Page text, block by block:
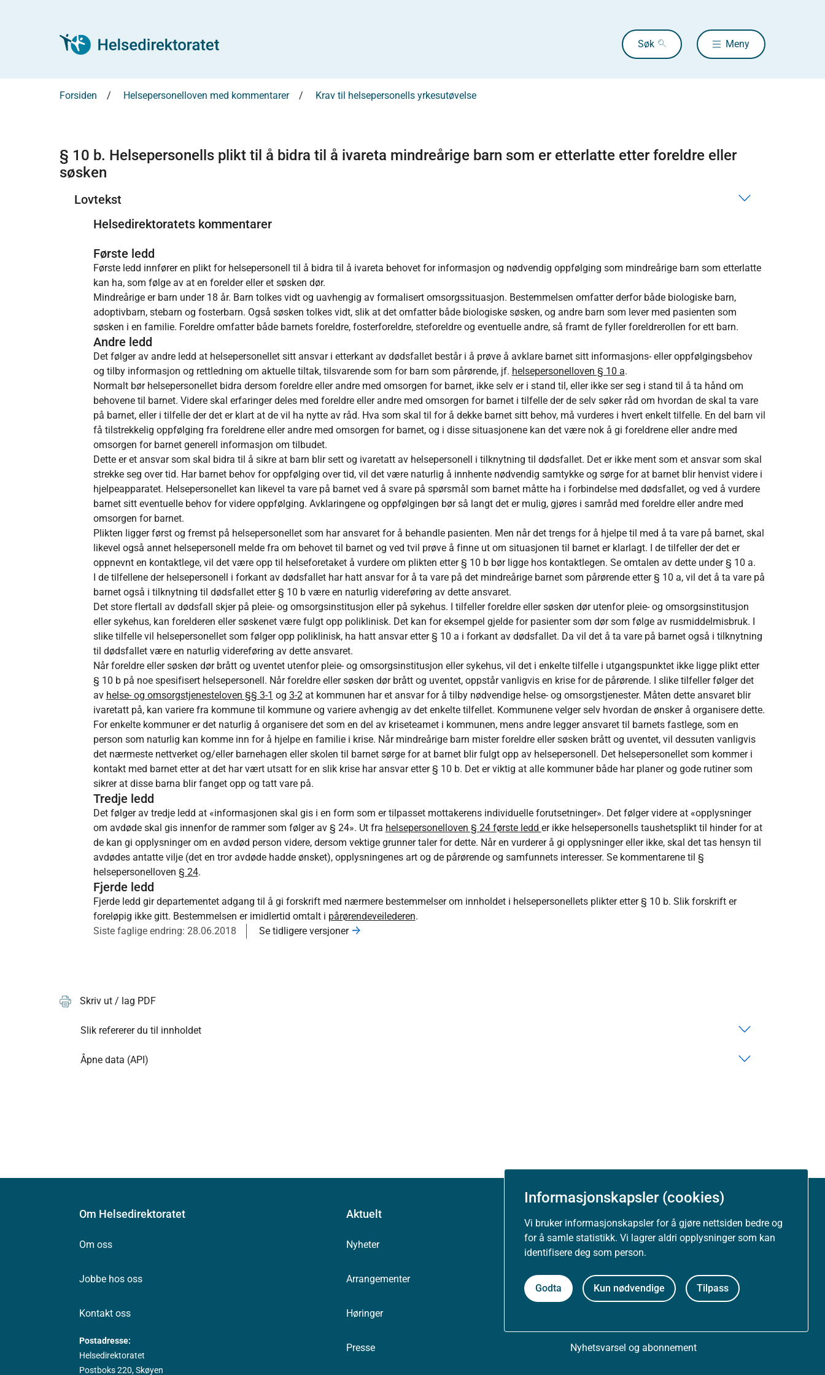
Informasjonskapsler (cookies)
Vi bruker informasjonskapsler for å gjøre nettsiden bedre og
for å samle statistikk. Vi lagrer aldri opplysninger som kan
identifisere deg som person.
Godta Kun nødvendige Tilpass
Søk Meny
Forsiden Helsepersonelloven med kommentarer Krav til helsepersonells yrkesutøvelse
§ 10 b. Helsepersonells plikt til å bidra til å ivareta mindreårige barn som er etterlatte etter foreldre eller
søsken
Lovtekst
Helsedirektoratets kommentarer
Første ledd
Første ledd innfører en plikt for helsepersonell til å bidra til å ivareta behovet for informasjon og nødvendig oppfølging som mindreårige barn som etterlatte
kan ha, som følge av at en forelder eller et søsken dør.
Mindreårige er barn under 18 år. Barn tolkes vidt og uavhengig av formalisert omsorgssituasjon. Bestemmelsen omfatter derfor både biologiske barn,
adoptivbarn, stebarn og fosterbarn. Også søsken tolkes vidt, slik at det omfatter både biologiske søsken, og andre barn som lever med pasienten som
søsken i en familie. Foreldre omfatter både barnets foreldre, fosterforeldre, steforeldre og eventuelle andre, så framt de fyller foreldrerollen for ett barn.
Andre ledd
Det følger av andre ledd at helsepersonellet sitt ansvar i etterkant av dødsfallet består i å prøve å avklare barnet sitt informasjons- eller oppfølgingsbehov
og tilby informasjon og rettledning om aktuelle tiltak, tilsvarende som for barn som pårørende, jf. helsepersonelloven § 10 a.
Normalt bør helsepersonellet bidra dersom foreldre eller andre med omsorgen for barnet, ikke selv er i stand til, eller ikke ser seg i stand til å ta hånd om
behovene til barnet. Videre skal erfaringer deles med foreldre eller andre med omsorgen for barnet i tilfelle der de selv søker råd om hvordan de skal ta vare
på barnet, eller i tilfelle der det er klart at de vil ha nytte av råd. Hva som skal til for å dekke barnet sitt behov, må vurderes i hvert enkelt tilfelle. En del barn vil
få tilstrekkelig oppfølging fra foreldrene eller andre med omsorgen for barnet, og i disse situasjonene kan det være nok å gi foreldrene eller andre med
omsorgen for barnet generell informasjon om tilbudet.
Dette er et ansvar som skal bidra til å sikre at barn blir sett og ivaretatt av helsepersonell i tilknytning til dødsfallet. Det er ikke ment som et ansvar som skal
strekke seg over tid. Har barnet behov for oppfølging over tid, vil det være naturlig å innhente nødvendig samtykke og sørge for at barnet blir henvist videre i
hjelpeapparatet. Helsepersonellet kan likevel ta vare på barnet ved å svare på spørsmål som barnet måtte ha i forbindelse med dødsfallet, og ved å vurdere
barnet sitt eventuelle behov for videre oppfølging. Avklaringene og oppfølgingen bør så langt det er mulig, gjøres i samråd med foreldre eller andre med
omsorgen for barnet.
Plikten ligger først og fremst på helsepersonellet som har ansvaret for å behandle pasienten. Men når det trengs for å hjelpe til med å ta vare på barnet, skal
likevel også annet helsepersonell melde fra om behovet til barnet og ved tvil prøve å finne ut om situasjonen til barnet er klarlagt. I de tilfeller der det er
oppnevnt en kontaktlege, vil det være opp til helseforetaket å vurdere om plikten etter § 10 b bør ligge hos kontaktlegen. Se omtalen av dette under § 10 a.
I de tilfellene der helsepersonell i forkant av dødsfallet har hatt ansvar for å ta vare på det mindreårige barnet som pårørende etter § 10 a, vil det å ta vare på
barnet også i tilknytning til dødsfallet etter § 10 b være en naturlig videreføring av dette ansvaret.
Det store flertall av dødsfall skjer på pleie- og omsorgsinstitusjon eller på sykehus. I tilfeller foreldre eller søsken dør utenfor pleie- og omsorgsinstitusjon
eller sykehus, kan forelderen eller søskenet være fulgt opp poliklinisk. Det kan for eksempel gjelde for pasienter som dør som følge av rusmiddelmisbruk. I
slike tilfelle vil helsepersonellet som følger opp poliklinisk, ha hatt ansvar etter § 10 a i forkant av dødsfallet. Da vil det å ta vare på barnet også i tilknytning
til dødsfallet være en naturlig videreføring av dette ansvaret.
Når foreldre eller søsken dør brått og uventet utenfor pleie- og omsorgsinstitusjon eller sykehus, vil det i enkelte tilfelle i utgangspunktet ikke ligge plikt etter
§ 10 b på noe spesifisert helsepersonell. Når foreldre eller søsken dør brått og uventet, oppstår vanligvis en krise for de pårørende. I slike tilfeller følger det
av helse- og omsorgstjenesteloven §§ 3-1 og 3-2 at kommunen har et ansvar for å tilby nødvendige helse- og omsorgstjenester. Måten dette ansvaret blir
ivaretatt på, kan variere fra kommune til kommune og variere avhengig av det enkelte tilfellet. Kommunene velger selv hvordan de ønsker å organisere dette.
For enkelte kommuner er det naturlig å organisere det som en del av kriseteamet i kommunen, mens andre legger ansvaret til barnets fastlege, som en
person som naturlig kan komme inn for å hjelpe en familie i krise. Når mindreårige barn mister foreldre eller søsken brått og uventet, vil dessuten vanligvis
det nærmeste nettverket og/eller barnehagen eller skolen til barnet sørge for at barnet blir fulgt opp av helsepersonell. Det helsepersonellet som kommer i
kontakt med barnet etter at det har vært utsatt for en slik krise har ansvar etter § 10 b. Det er viktig at alle kommuner både har planer og gode rutiner som
sikrer at disse barna blir fanget opp og tatt vare på.
Tredje ledd
Det følger av tredje ledd at «informasjonen skal gis i en form som er tilpasset mottakerens individuelle forutsetninger». Det følger videre at «opplysninger
om avdøde skal gis innenfor de rammer som følger av § 24». Ut fra helsepersonelloven § 24 første ledd er ikke helsepersonells taushetsplikt til hinder for at
de kan gi opplysninger om en avdød person videre, dersom vektige grunner taler for dette. Når en vurderer å gi opplysninger eller ikke, skal det tas hensyn til
avdødes antatte vilje (det en tror avdøde hadde ønsket), opplysningenes art og de pårørende og samfunnets interesser. Se kommentarene til §
helsepersonelloven § 24.
Fjerde ledd
Fjerde ledd gir departementet adgang til å gi forskrift med nærmere bestemmelser om innholdet i helsepersonellets plikter etter § 10 b. Slik forskrift er
foreløpig ikke gitt. Bestemmelsen er imidlertid omtalt i pårørendeveilederen.
Siste faglige endring: 28.06.2018
Se tidligere versjoner
Skriv ut / lag PDF
Slik refererer du til innholdet
Åpne data (API)
Om Helsedirektoratet
Om oss
Jobbe hos oss
Kontakt oss
Postadresse:
Helsedirektoratet
Postboks 220, Skøyen
Aktuelt
Nyheter
Arrangementer
Høringer
Presse
Personvernerklæring
Tilgjengelighetserklæring (uustatus.no)
Nyhetsvarsel og abonnement